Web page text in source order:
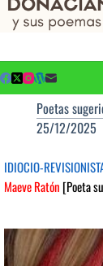
contenido
Poetas
25/12/2025
IDIOCIO-
Maeve Ratón [Poeta